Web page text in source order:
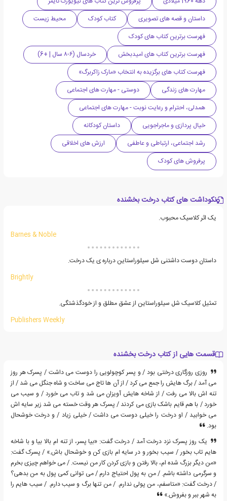
داستان و قصه های تصویری
کتاب کودک
محیط زیست
فهرست برترین کتاب های کودک
فهرست برترین کتاب های امیدبخش
خردسال (۶-۸ سال | +6)
فهرست کتاب های برگزیده به انتخاب «مارک زاکربرگ»
مهارت های زندگی
دوستی - مهارت های اجتماعی
همدلی، احترام و رعایت نوبت - مهارت های اجتماعی
خیال پردازی و ماجراجویی
داستان کودکانه
رشد اجتماعی، ارتباطی و عاطفی
ارزش های اخلاقی
پرفروش های کودک
نکوداشت های کتاب درخت بخشنده
یک اثر کلاسیک محبوب.
Barnes & Noble
داستان دوست داشتنی شل سیلوراستاین درباره ی یک درخت.
Brightly
تمثیل کلاسیک شل سیلوراستاین از عشق مطلق و از خودگذشتگی.
Publishers Weekly
قسمت هایی از کتاب درخت بخشنده
روزی روزگاری درختی بود / و پسر کوچولویی را دوست می داشت / پسرک هر روز
می آمد / برگ هایش را جمع می کرد / از آن ها تاج می ساخت و شاه جنگل می شد / از
تنه اش بالا می رفت / از شاخه هایش آویزان می شد و تاب می خورد / و سیب می
خورد / با هم قایم باشک بازی می کردند / پسرک هر وقت خسته می شد زیر سایه اش
می خوابید / او درخت را خیلی دوست می داشت / خیلی زیاد / و درخت خوشحال
بود.
یک روز پسرک نزد درخت آمد / درخت گفت: «بیا پسر، از تنه ام بالا بیا و با شاخه
هایم تاب بخور / سیب بخور و در سایه ام بازی کن و خوشحال باش.» / پسرک گفت:
«من دیگر بزرگ شده ام، بالا رفتن و بازی کردن کار من نیست. / می خواهم چیزی بخرم
و سرگرمی داشته باشم. / من به پول احتیاج دارم / می توانی کمی پول به من بدهی؟
/ درخت گفت: «متاسفم، من پولی ندارم. / من تنها برگ و سیب دارم. / سیب هایم را
به شهر ببر و بفروش.»